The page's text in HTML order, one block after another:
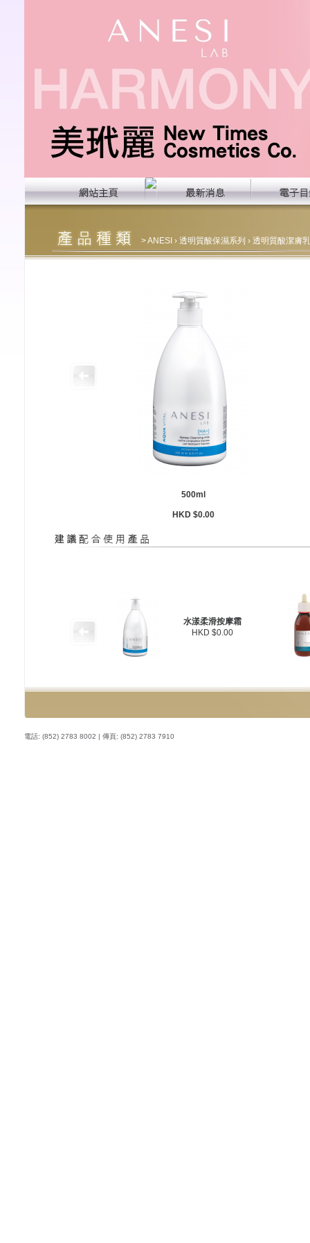
>ANESI › 透明質酸保濕系列 › 透明質酸潔膚乳
500ml
HKD $0.00
水漾柔滑按摩霜
HKD $0.00
電話: (852) 2783 8002 | 傳頁: (852) 2783 7910